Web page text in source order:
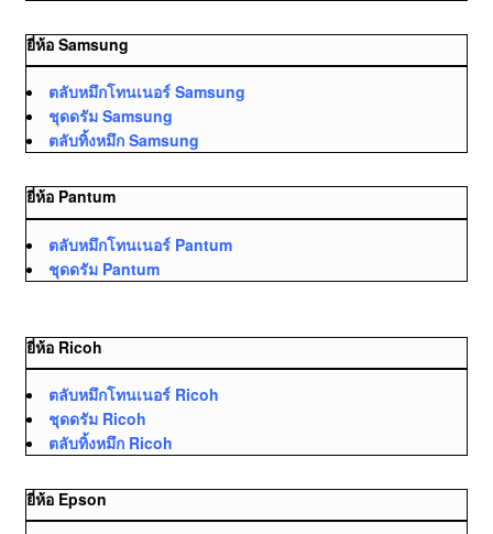
ยี่ห้อ Samsung
ตลับหมึกโทนเนอร์ Samsung
ชุดดรัม Samsung
ตลับทิ้งหมึก Samsung
ยี่ห้อ Pantum
ตลับหมึกโทนเนอร์ Pantum
ชุดดรัม Pantum
ยี่ห้อ Ricoh
ตลับหมึกโทนเนอร์ Ricoh
ชุดดรัม Ricoh
ตลับทิ้งหมึก Ricoh
ยี่ห้อ Epson